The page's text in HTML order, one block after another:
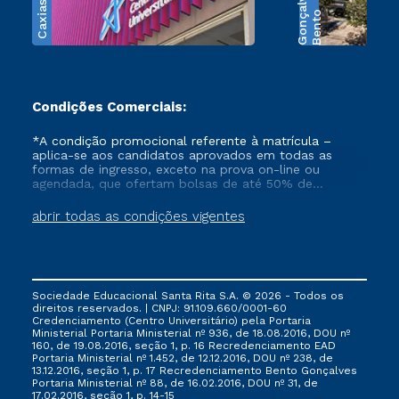
B
e
n
t
o
G
o
n
ç
a
l
v
e
s
Condições Comerciais:
abrir todas as condições vigentes
*A condição promocional referente à matrícula –
aplica-se aos candidatos aprovados em todas as
formas de ingresso, exceto na prova on-line ou
agendada, que ofertam bolsas de até 50% de
que ainda não tenham efetivado e/ou não tenham
cancelado ou trancado sua matrícula em uma das
FIES, Prouni e outros programas governamentais, e
não se acumula com nenhuma outra campanha
ofertada pela Instituição.
Sociedade Educacional Santa Rita S.A. © 2026 - Todos os
direitos reservados. | CNPJ: 91.109.660/0001-60
Credenciamento (Centro Universitário) pela Portaria
Ministerial Portaria Ministerial nº 936, de 18.08.2016, DOU nº
160, de 19.08.2016, seção 1, p. 16 Recredenciamento EAD
Portaria Ministerial nº 1.452, de 12.12.2016, DOU nº 238, de
13.12.2016, seção 1, p. 17 Recredenciamento Bento Gonçalves
Portaria Ministerial nº 88, de 16.02.2016, DOU nº 31, de
17.02.2016, seção 1, p. 14-15